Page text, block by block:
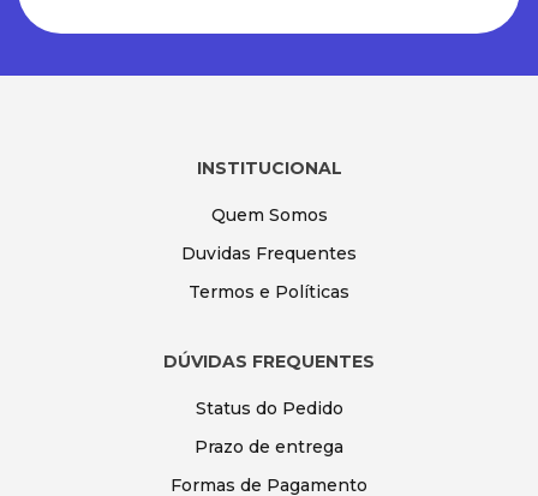
INSTITUCIONAL
Quem Somos
Duvidas Frequentes
Termos e Políticas
DÚVIDAS FREQUENTES
Status do Pedido
Prazo de entrega
Formas de Pagamento